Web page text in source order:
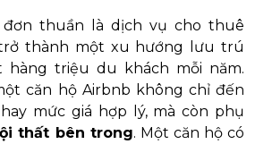
thuần là dịch vụ cho thuê
thành một xu hướng lưu trú
triệu du khách mỗi năm.
căn hộ Airbnb không chỉ đến
mức giá hợp lý, mà còn phụ
thất bên trong. Một căn hộ có